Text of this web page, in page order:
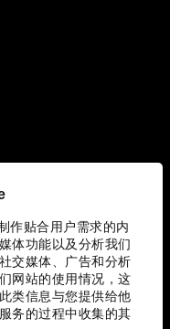
作贴合用户需求的内
体功能以及分析我们
交媒体、广告和分析
网站的使用情况，这
类信息与您提供给他
务的过程中收集的其